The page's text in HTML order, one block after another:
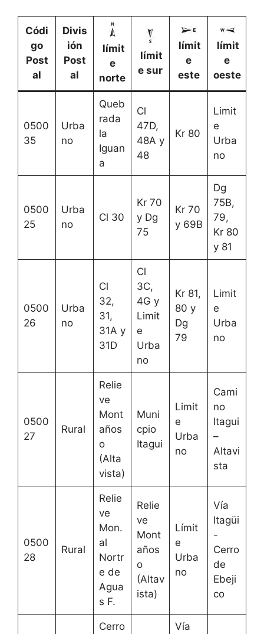
Códi
go
Post
al
Divis
ión
Post
al
límit
e
norte
límit
e sur
límit
e
este
límit
e
oeste
0500
35
Urba
no
Queb
rada
la
Iguan
a
Cl
47D,
48A y
48
Kr 80
Limit
e
Urba
no
0500
25
Urba
no
Cl 30
Kr 70
y Dg
75
Kr 70
y 69B
Dg
75B,
79,
Kr 80
y 81
0500
26
Urba
no
Cl
32,
31,
31A y
31D
Cl
3C,
4G y
Limit
e
Urba
no
Kr 81,
80 y
Dg
79
Limit
e
Urba
no
0500
27
Rural
Relie
ve
Mont
años
o
(Alta
vista)
Muni
cpio
Itagui
Limit
e
Urba
no
Cami
no
Itagui
–
Altavi
sta
0500
28
Rural
Relie
ve
Mon.
al
Nortr
e de
Agua
s F.
Relie
ve
Mont
años
o
(Altav
ista)
Límit
e
Urba
no
Vía
Itagüi
-
Cerro
de
Ebeji
co
Cerro
Vía